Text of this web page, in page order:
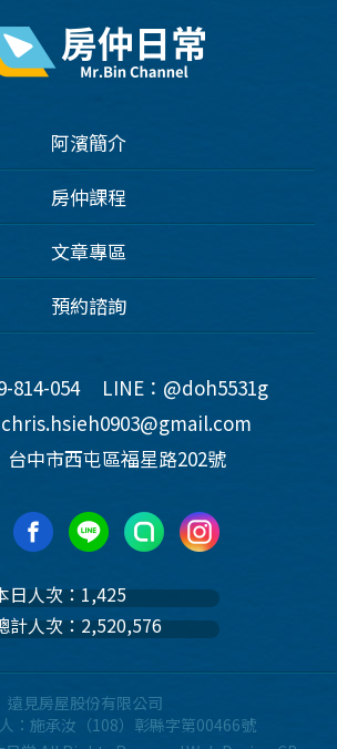
阿濱簡介
房仲課程
文章專區
預約諮詢
814-054
LINE：@doh5531g
台中市西屯區福星路202號
日人次：1,425
計人次：2,520,576
遠見房屋股份有限公司
：施承汝（108）彰縣字第00466號